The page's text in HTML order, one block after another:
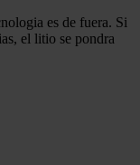
es de fuera. Si
el litio se pondra